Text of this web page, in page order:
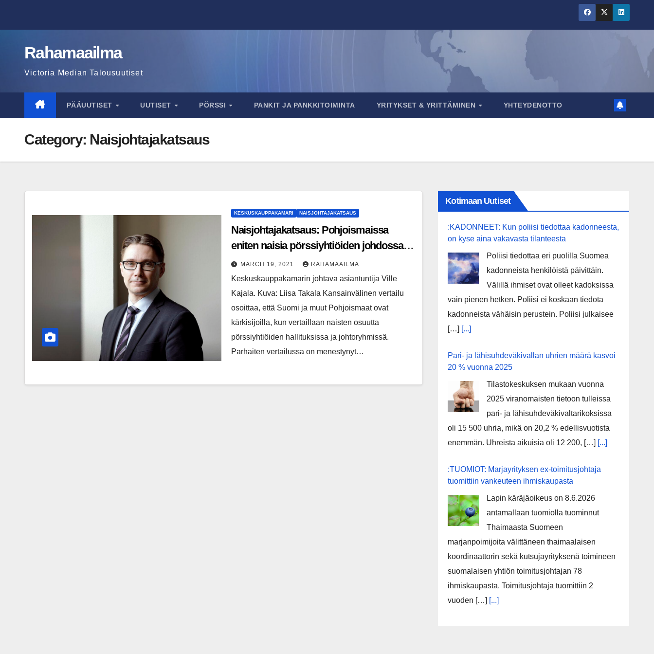
Rahamaailma
Victoria Median Talousuutiset
PÄÄUUTISET UUTISET PÖRSSI PANKIT JA PANKKITOIMINTA YRITYKSET & YRITTÄMINEN YHTEYDENOTTO
Category: Naisjohtajakatsaus
KESKUSKAUPPAKAMARI NAISJOHTAJAKATSAUS
Naisjohtajakatsaus: Pohjoismaissa
eniten naisia pörssiyhtiöiden johdossa –
Suomi kärkisijoilla
MARCH 19, 2021 RAHAMAAILMA
Keskuskauppakamarin johtava asiantuntija Ville
Kajala. Kuva: Liisa Takala Kansainvälinen vertailu
osoittaa, että Suomi ja muut Pohjoismaat ovat
kärkisijoilla, kun vertaillaan naisten osuutta
pörssiyhtiöiden hallituksissa ja johtoryhmissä.
Parhaiten vertailussa on menestynyt…
Kotimaan Uutiset
:KADONNEET: Kun poliisi tiedottaa kadonneesta,
on kyse aina vakavasta tilanteesta
Poliisi tiedottaa eri puolilla Suomea
kadonneista henkilöistä päivittäin.
Välillä ihmiset ovat olleet kadoksissa
vain pienen hetken. Poliisi ei koskaan tiedota
kadonneista vähäisin perustein. Poliisi julkaisee
[…] [...]
Pari- ja lähisuhdeväkivallan uhrien määrä kasvoi
20 % vuonna 2025
Tilastokeskuksen mukaan vuonna
2025 viranomaisten tietoon tulleissa
pari- ja lähisuhdeväkivaltarikoksissa
oli 15 500 uhria, mikä on 20,2 % edellisvuotista
enemmän. Uhreista aikuisia oli 12 200, […] [...]
:TUOMIOT: Marjayrityksen ex-toimitusjohtaja
tuomittiin vankeuteen ihmiskaupasta
Lapin käräjäoikeus on 8.6.2026
antamallaan tuomiolla tuominnut
Thaimaasta Suomeen
marjanpoimijoita välittäneen thaimaalaisen
koordinaattorin sekä kutsujayrityksenä toimineen
suomalaisen yhtiön toimitusjohtajan 78
ihmiskaupasta. Toimitusjohtaja tuomittiin 2
vuoden […] [...]